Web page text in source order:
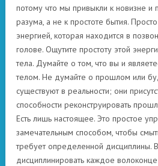
потому что мы привыкли к новизне и
разума, а не к простоте бытия.
энергией, которая находится в
голове. Ощутите простоту этой
тела. Думайте о том, что вы и
телом. Не думайте о прошлом или
существуют в реальности; они
способности реконструировать
Есть лишь настоящее. Это простое
замечательным способом, чтобы
требует определенной дисциплины.
дисциплинировать каждое